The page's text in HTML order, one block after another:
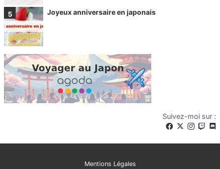
Joyeux anniversaire en japonais
Suivez-moi sur :
Mentions Légales